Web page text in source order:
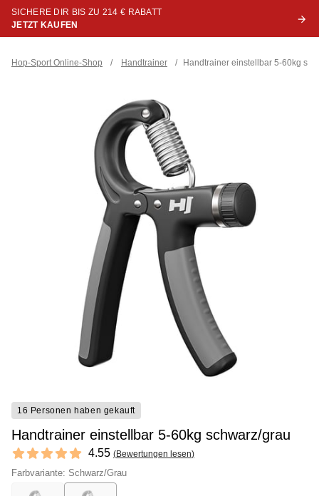
SICHERE DIR BIS ZU 214 € RABATT
JETZT KAUFEN
Hop-Sport Online-Shop / Handtrainer / Handtrainer einstellbar 5-60kg
16 Personen haben gekauft
Handtrainer einstellbar 5-60kg schwarz/grau
Reviews
4.55 out of 5 stars 4.55 (Bewertungen lesen)
Farbvariante: Schwarz/Grau